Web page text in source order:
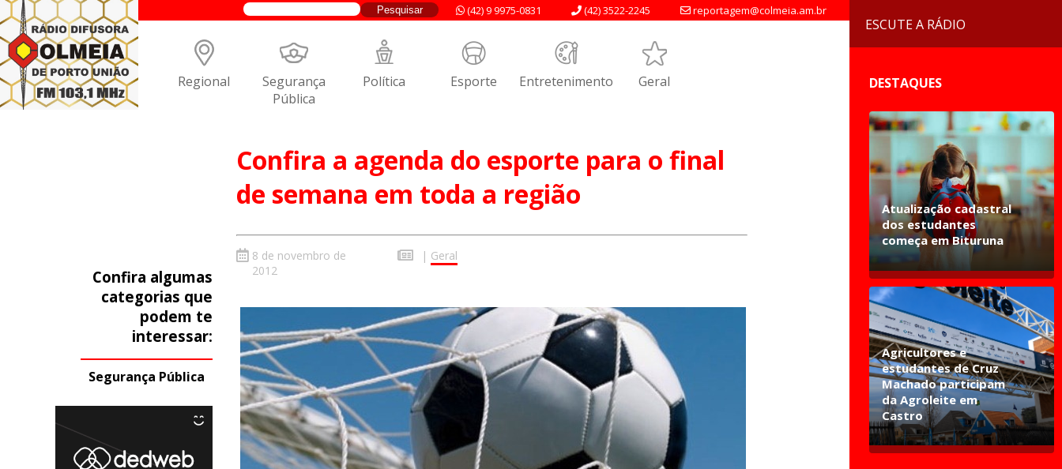
reportagem@colmeia.am.br
(42) 3522-2245
(42) 9 9975-0831
Regional Segurança
Pública
Política Esporte Entretenimento Geral
Confira a agenda do esporte para o final
de semana em toda a região
Confira algumas
categorias que
podem te
interessar:
Segurança Pública
8 de novembro de
2012
| Geral
ESCUTE A RÁDIO
DESTAQUES
Atualização cadastral
dos estudantes
começa em Bituruna
Agricultores e
estudantes de Cruz
Machado participam
da Agroleite em
Castro